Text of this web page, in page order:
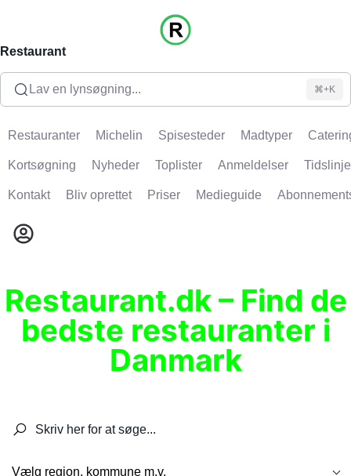
Restaurant
Lav en lynsøgning... ⌘+K
Restauranter Michelin Spisesteder Madtyper
Kortsøgning Nyheder Toplister Anmeldelser Tidslinje
Kontakt Bliv oprettet Priser Medieguide
Restaurant.dk – Find de
bedste restauranter i
Danmark
Vælg region, kommune m.v.